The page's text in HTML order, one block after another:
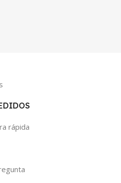
rápida